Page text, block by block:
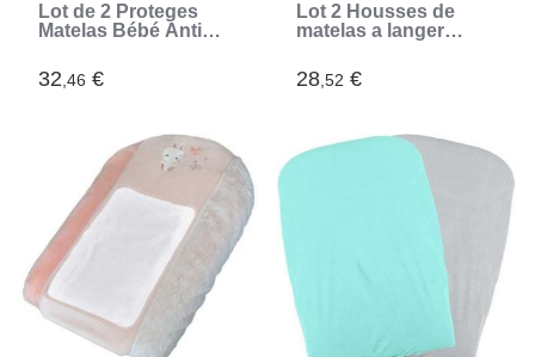
Lot de 2 Proteges
Matelas Bébé Anti
- Alese Imperméable -
Bouclette 100% coton
32,46 €
Lot 2 Housses de
matelas a langer
(Vert)
28,52 €